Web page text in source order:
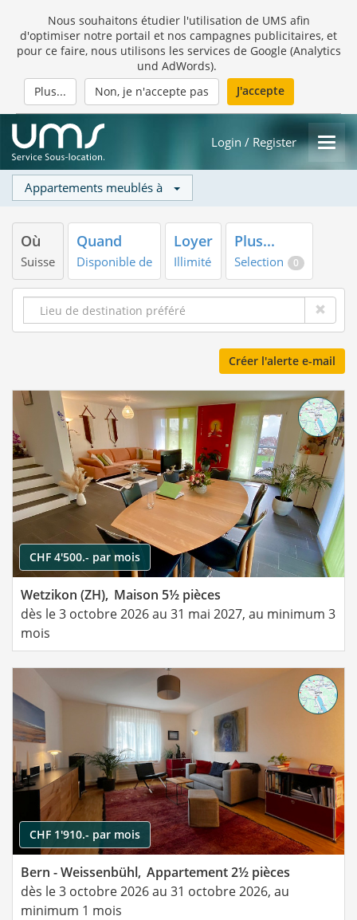
Nous souhaitons étudier l'utilisation de UMS afin
d'optimiser notre portail et nos campagnes publicitaires, et
pour ce faire, nous utilisons les services de Google (Analytics
und AdWords).
Plus...
Non, je n'accepte pas J'accepte
Login / Register
Appartements meublés à
Où
Suisse
Quand
Disponible de
Loyer
Illimité
Plus...
Selection 0
Créer l'alerte e-mail
CHF 4'500.- par mois
Wetzikon (ZH), Maison 5½ pièces
dès le 3 octobre 2026 au 31 mai 2027, au minimum 3
mois
CHF 1'910.- par mois
Bern - Weissenbühl, Appartement 2½ pièces
dès le 3 octobre 2026 au 31 octobre 2026, au
minimum 1 mois